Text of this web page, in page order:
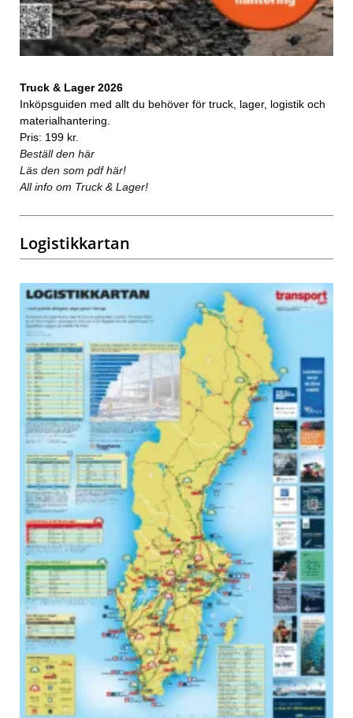
Truck & Lager 2026
Inköpsguiden med allt du behöver för truck, lager, logistik och
materialhantering.
Pris: 199 kr.
Beställ den här
Läs den som pdf här!
All info om Truck & Lager!
Logistikkartan